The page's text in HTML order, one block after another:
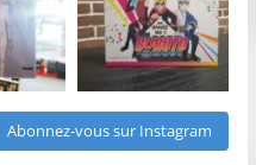
Abonnez-vous sur Instagram